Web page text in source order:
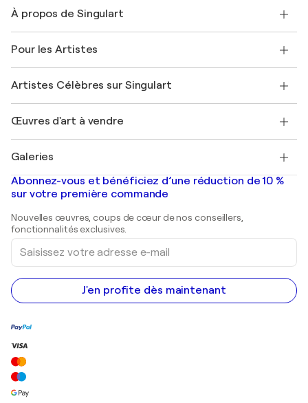
Expédition
Offrir une carte cadeau
Rejoignez notre programme commercial
Mon compte
+33 1 76 44 06 42
À propos de Singulart
FAQ
Magazine Singulart
Emplois
Découvrez une sélection d'art original
Pour les Artistes
Se connecter en tant qu'Artiste
Artistes Célèbres sur Singulart
Marc Chagall
Banksy
Mr. Brainwash
Shepard Fairey
Œuvres d'art à vendre
Tableaux abstraits à vendre
Peintures de paysage
Estampes
Peintures acryliques
Galeries
Galeries d'art en France
Galeries d'art en Belgique
Abonnez-vous et bénéficiez d’une réduction de 10 %
sur votre première commande
Nouvelles œuvres, coups de cœur de nos conseillers,
fonctionnalités exclusives.
Saisissez
votre
adresse
e-
mail
J'en profite dès maintenant